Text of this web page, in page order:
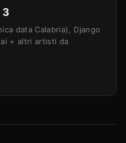
3
data Calabria), Django
+ altri artisti da